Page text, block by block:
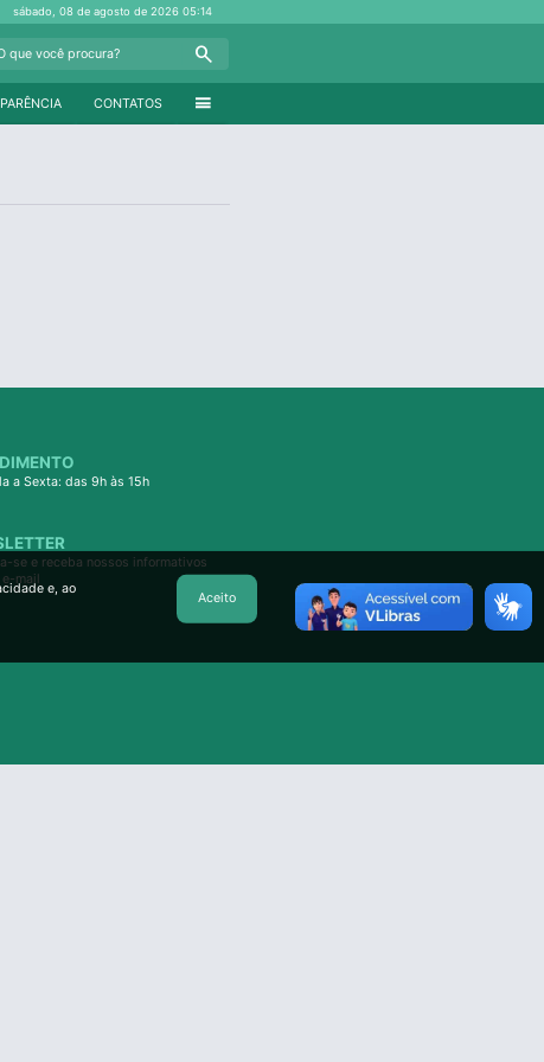
sábado, 08 de agosto de 202605:14
Search
menu
CONTATOS
a Sexta: das 9h às 15h
se e receba nossos informativos
e-mail
e, ao
Aceito